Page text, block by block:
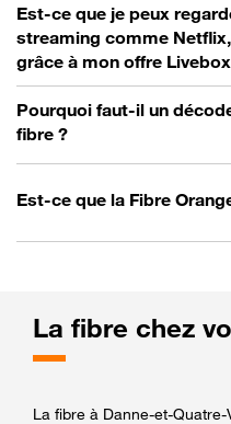
Est-ce que je peux
streaming comme
grâce à mon offre
Pourquoi faut-il un
fibre ?
Est-ce que la Fibre
La fibre chez
La fibre à Danne-et-